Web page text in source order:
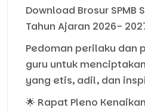
Download Brosur SPMB
Tahun Ajaran 2026-
Pedoman perilaku dan
guru untuk
yang etis, adil, dan
🌟 Rapat Pleno